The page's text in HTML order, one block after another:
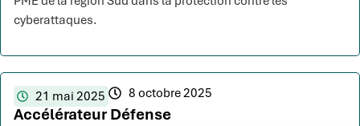
cyberattaques.
21 mai 2025 8 octobre 2025
Accélérateur Défense